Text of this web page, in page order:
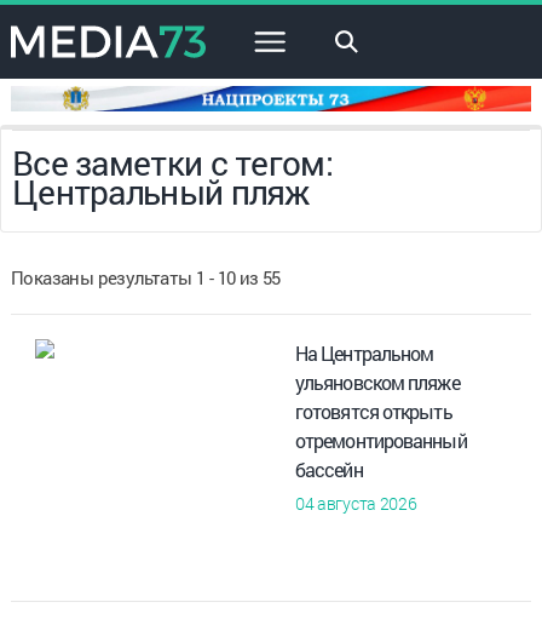
×
Все заметки с тегом:
Центральный пляж
Показаны результаты 1 - 10 из 55
На Центральном
ульяновском пляже
готовятся открыть
отремонтированный
бассейн
04 августа 2026